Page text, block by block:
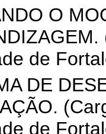
O
de
DE
de